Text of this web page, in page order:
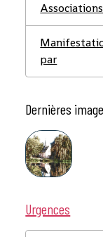
Associations
par
Dernières
Urgences